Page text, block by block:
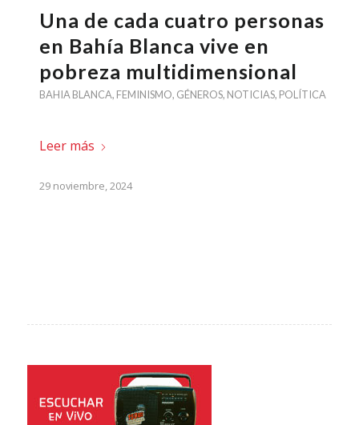
Una de cada cuatro personas
en Bahía Blanca vive en
pobreza multidimensional
BAHIA BLANCA, FEMINISMO, GÉNEROS, NOTICIAS, POLÍTICA
Leer más
29 noviembre, 2024